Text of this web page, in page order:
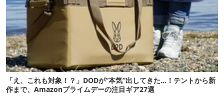
「え、これも対象！？」DODが“本気”出してきた…！テントから新
作まで、Amazonプライムデーの注目ギア27選